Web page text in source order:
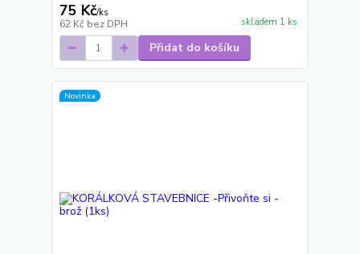
75 Kč/ks
62 Kč bez DPH skladem 1 ks
Přidat do košíku
Novinka